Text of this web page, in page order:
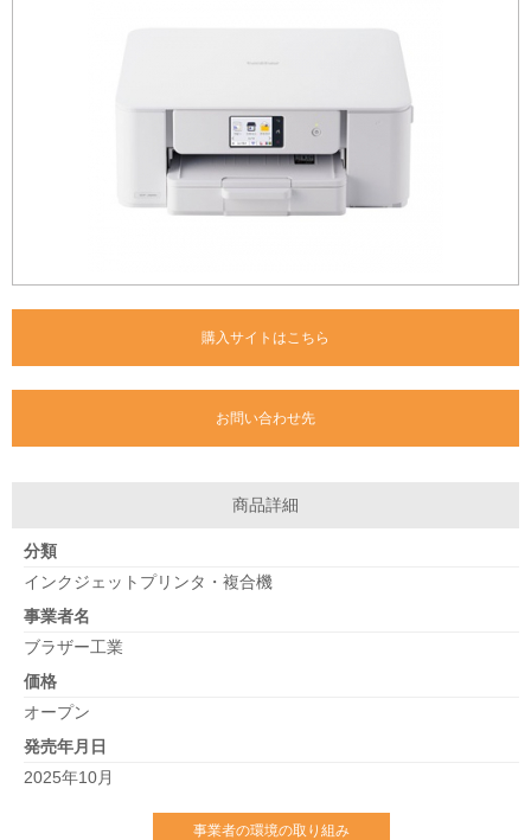
購入サイトはこちら
お問い合わせ先
商品詳細
分類
インクジェットプリンタ・複合機
事業者名
ブラザー工業
価格
オープン
発売年月日
2025年10月
事業者の環境の取り組み